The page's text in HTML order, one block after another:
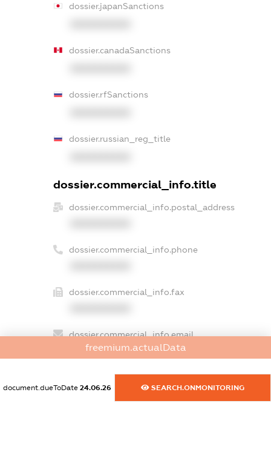
dossier.japanSanctions
dossier.canadaSanctions
dossier.rfSanctions
dossier.russian_reg_title
dossier.commercial_info.title
dossier.commercial_info.postal_address
dossier.commercial_info.phone
dossier.commercial_info.fax
dossier.commercial_info.email
XXXXXXXXXX
dossier.commercial_info.website
XXXXXXXXXX
freemium.actualData
document.dueToDate 24.06.26 SEARCH.ONMONITORING